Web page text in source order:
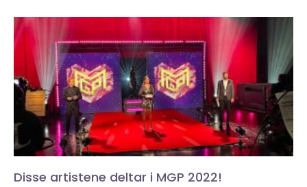
Disse artistene deltar i MGP 2022!